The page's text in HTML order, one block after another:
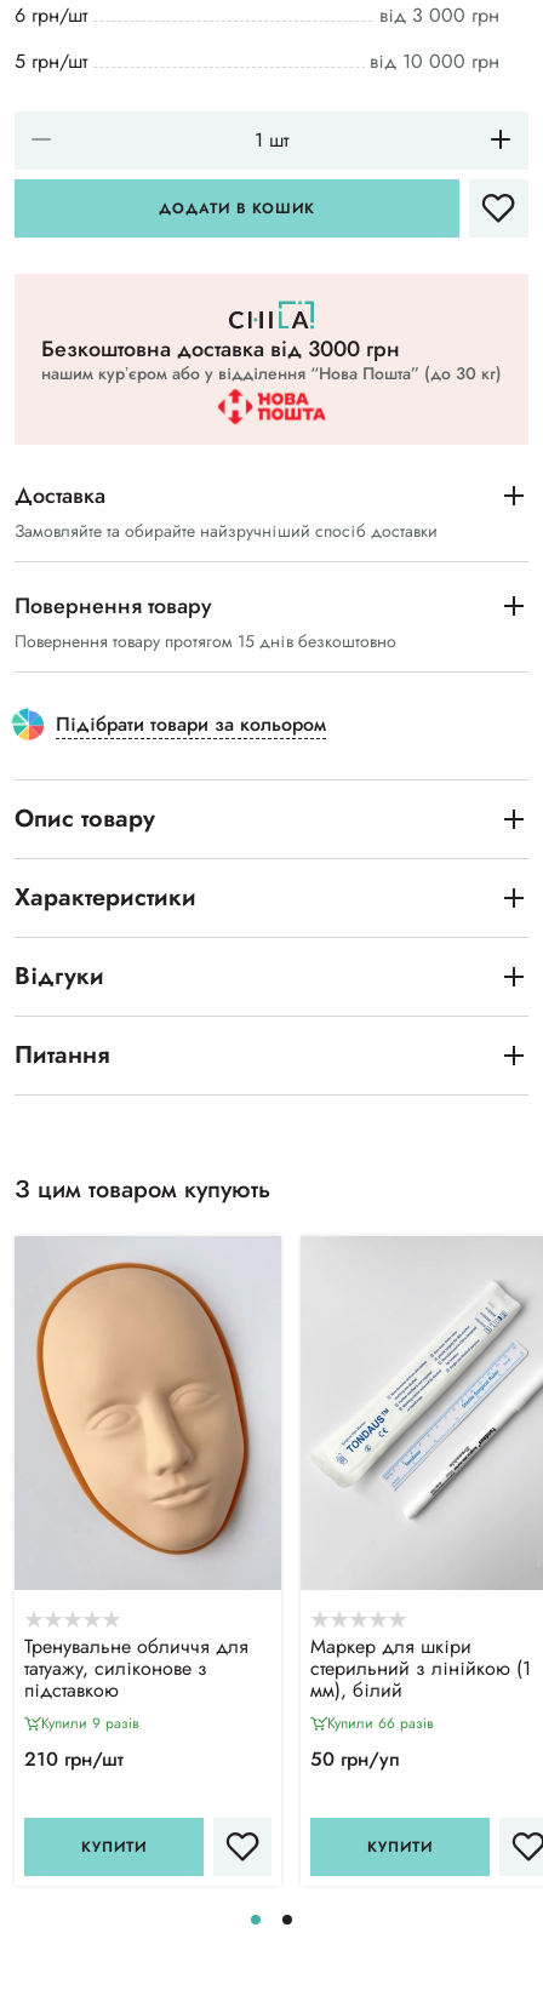
6 грн/шт
від 3 000 грн
5 грн/шт
від 10 000 грн
ДОДАТИ В КОШИК
Безкоштовна доставка вiд 3000 грн
нашим курʼєром або у відділення “Нова Пошта” (до 30 кг)
Доставка
Замовляйте та обирайте найзручніший спосіб доставки
Повернення товару
Повернення товару протягом 15 днів безкоштовно
Підібрати товари за кольором
Опис товару
Характеристики
Відгуки
Питання
З цим товаром купують
Тренувальне обличчя для
татуажу, силіконове з
підставкою
Купили 9 разiв
210 грн/шт
КУПИТИ
Маркер для шкіри
стерильний з лінійкою (1
мм), білий
Купили 66 разiв
50 грн/уп
КУПИТИ